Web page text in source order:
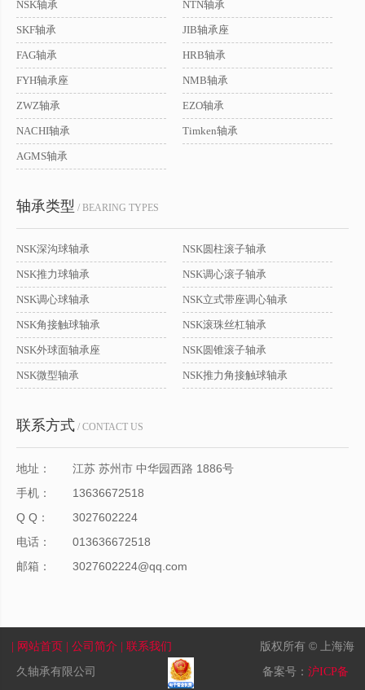
NSK轴承 NTN轴承
SKF轴承 JIB轴承座
FAG轴承 HRB轴承
FYH轴承座 NMB轴承
ZWZ轴承 EZO轴承
NACHI轴承 Timken轴承
AGMS轴承
轴承类型 / BEARING TYPES
NSK深沟球轴承 NSK圆柱滚子轴承
NSK推力球轴承 NSK调心滚子轴承
NSK调心球轴承 NSK立式带座调心轴承
NSK角接触球轴承 NSK滚珠丝杠轴承
NSK外球面轴承座 NSK圆锥滚子轴承
NSK微型轴承 NSK推力角接触球轴承
联系方式 / CONTACT US
地址：
江苏 苏州市 中华园西路 1886号
手机：
13636672518
Q Q：
3027602224
电话：
013636672518
邮箱：
3027602224@qq.com
| 网站首页 | 公司简介 | 联系我们
版权所有 © 上海海
久轴承有限公司
备案号： 沪ICP备